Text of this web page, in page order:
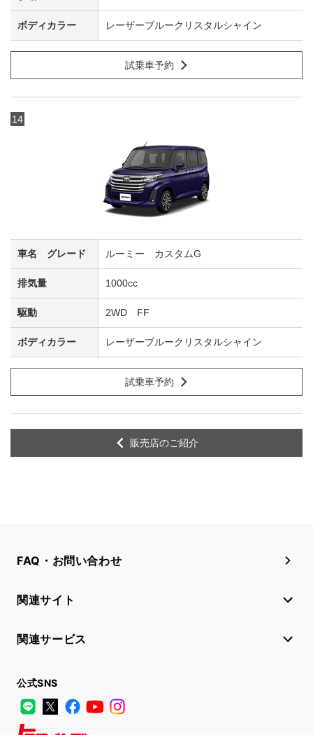
レーザーブルークリスタルシャイン
試乗車予約
14
ルーミー カスタムG
1000cc
2WD FF
レーザーブルークリスタルシャイン
試乗車予約
販売店のご紹介
FAQ・お問い合わせ
関連サイト
関連サービス
公式SNS
LINE
X FacebookYouTube